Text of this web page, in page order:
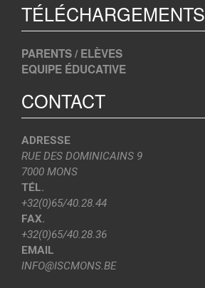
TÉLÉCHARGEMENTS
PARENTS / ELÈVES
EQUIPE ÉDUCATIVE
CONTACT
ADRESSE
RUE DES DOMINICAINS 9
7000 MONS
TÉL.
+32(0)65/40.28.44
FAX.
+32(0)65/40.28.36
EMAIL
INFO@ISCMONS.BE